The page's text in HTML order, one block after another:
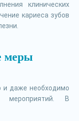
клинических
кариеса зубов
меры
и даже необходимо
мероприятий. В